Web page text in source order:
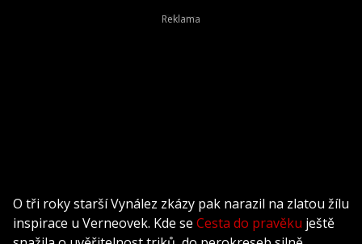
O tři roky starší Vynález zkázy pak narazil na zlatou žílu
inspirace u Verneovek. Kde se Cesta do pravěku ještě